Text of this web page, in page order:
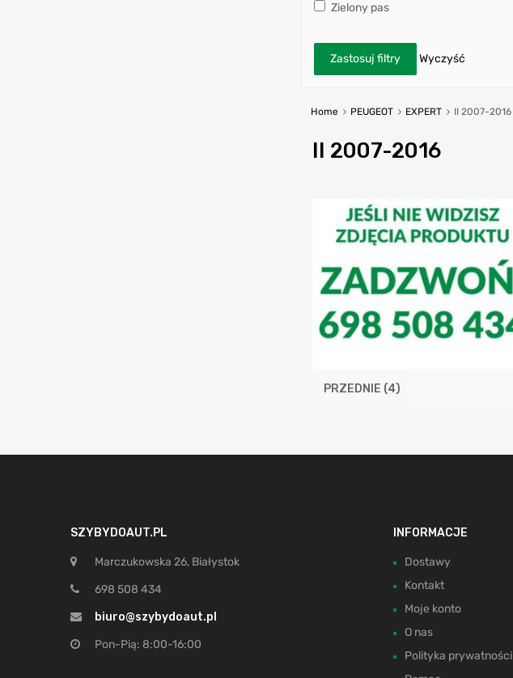
Zielony pas
Zastosuj filtry Wyczyść
Home PEUGEOT EXPERT II 2007-2016
II 2007-2016
PRZEDNIE (4)
SZYBYDOAUT.PL
Marczukowska 26, Białystok
698 508 434
biuro@szybydoaut.pl
Pon-Pią: 8:00-16:00
INFORMACJE
Dostawy
Kontakt
Moje konto
O nas
Polityka prywatności